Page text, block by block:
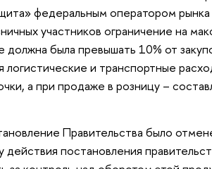
федеральным оператором
участников ограничение на
должна была превышать 10% от
и транспортные
а при продаже в розницу –
Правительства было
постановления